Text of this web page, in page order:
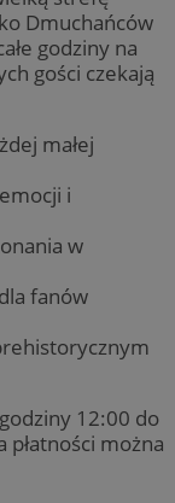
Dmuchańców
godziny na
gości czekają
małej
i
w
fanów
12:00 do
można